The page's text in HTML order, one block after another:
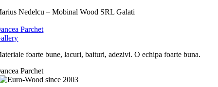
Nedelcu – Mobinal Wood SRL Galati
Parchet
foarte bune, lacuri, baituri, adezivi. O echipa foarte buna.
Parchet